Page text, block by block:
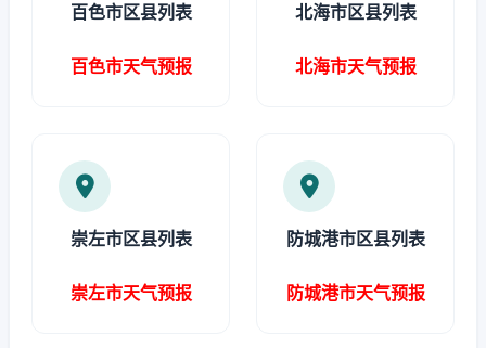
百色市区县列表
百色市天气预报
北海市区县列表
北海市天气预报
崇左市区县列表
崇左市天气预报
防城港市区县列表
防城港市天气预报